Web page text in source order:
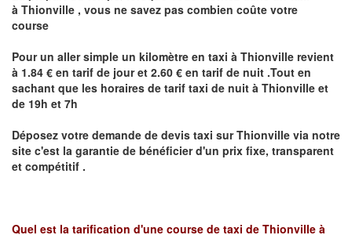
à Thionville , vous ne savez pas combien coûte votre
course
Pour un aller simple un kilomètre en taxi à Thionville revient
à 1.84 € en tarif de jour et 2.60 € en tarif de nuit .Tout en
sachant que les horaires de tarif taxi de nuit à Thionville et
de 19h et 7h
Déposez votre demande de devis taxi surThionville via notre
site c'est la garantie de bénéficier d'un prix fixe, transparent
et compétitif .
Quel est la tarification d'une course de taxi de Thionville à